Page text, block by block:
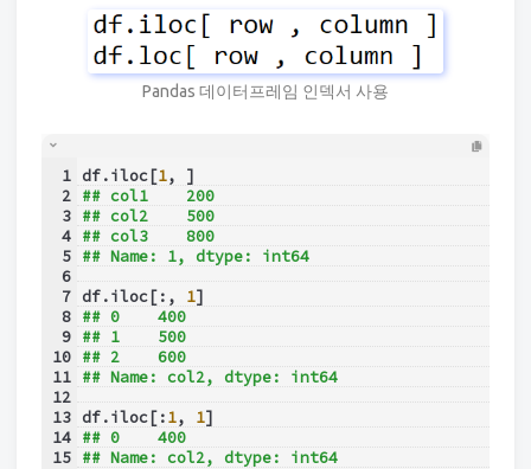
Pandas 데이터프레임 인덱서 사용
1
2
3
4
5
6
7
8
9
10
11
12
13
14
15
df.iloc[1, ]
## col1    200
## col2    500
## col3    800
## Name: 1, dtype: int64
df.iloc[:, 1]
## 0    400
## 1    500
## 2    600
## Name: col2, dtype: int64
df.iloc[:1, 1]
## 0    400
## Name: col2, dtype: int64